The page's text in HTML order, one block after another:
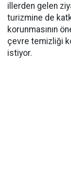
illerden gelen
turizmine de
korunmasının
çevre temizliği
istiyor.